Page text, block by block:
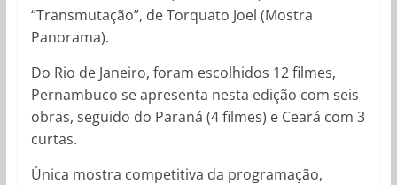
“Transmutação”, de Torquato Joel (Mostra
Panorama).
Do Rio de Janeiro, foram escolhidos 12 filmes,
Pernambuco se apresenta nesta edição com seis
obras, seguido do Paraná (4 filmes) e Ceará com 3
curtas.
Única mostra competitiva da programação,